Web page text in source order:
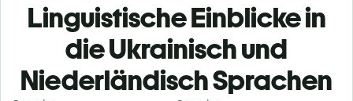
Linguistische Einblicke in
die Ukrainisch und
Niederländisch Sprachen